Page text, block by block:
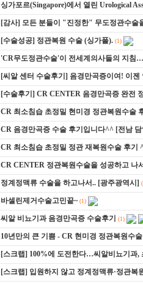
싱가포르(Singapore)에서 열린 Urological
[감사] 모든 분들이 "진정한" 무도정관수술
[수술성공] 정관복원 수술 (싱가폴). (1)
'CR무도정관수술'이 전세계의사들의 지침…
[씨알 센터 수술후기] 음경만곡증이여! 이
[수술후기] CR CENTER 음경만곡증 완전
CR 최소침습 초정밀 현미경 정관복원수술
CR 음경만곡증 수술 후기입니다^^ [전남 담
CR 최소침습 초정밀 정관 재복원수술 후
CR CENTER 정관복원수술을 성공하고 나
정계정맥류 수술을 하고나서.. [광주광역시]
바셀린제거수술고민끝~ (1)
씨알 비뇨기과 음경만곡증 수술후기 (1)
10년만의 큰 기쁨 - CR 현미경 정관복원수
[스크랩] 100%에 도전한다…씨알비뇨기과,
[스크랩] 입원하지 않고 정계정맥류·정관복